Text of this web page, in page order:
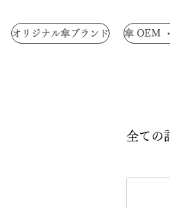
オリジナル傘ブランド 傘 OEM
全ての